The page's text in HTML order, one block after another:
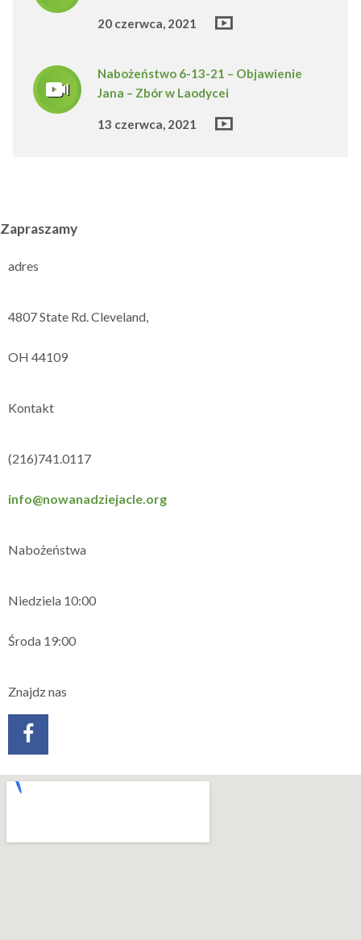
20 czerwca, 2021
Nabożeństwo 6-13-21 – Objawienie
Jana – Zbór w Laodycei
13 czerwca, 2021
Zapraszamy
adres
4807 State Rd. Cleveland,
OH 44109
Kontakt
(216)741.0117
info@nowanadziejacle.org
Nabożeństwa
Niedziela 10:00
Środa 19:00
Znajdz nas